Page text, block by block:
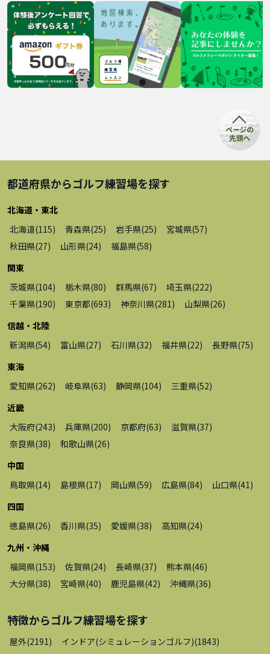
都道府県からゴルフ練習場を探す
北海道・東北
北海道(115) 青森県(25) 岩手県(25) 宮城県(57)
秋田県(27) 山形県(24) 福島県(58)
関東
茨城県(104) 栃木県(80) 群馬県(67) 埼玉県(222)
千葉県(190) 東京都(693) 神奈川県(281 ) 山梨県(26)
信越・北陸
新潟県(54) 富山県(27) 石川県(32) 福井県(22) 長野県(75)
東海
愛知県(262) 岐阜県(63) 静岡県(104) 三重県(52)
近畿
大阪府(243) 兵庫県(200) 京都府(63) 滋賀県(37)
奈良県(38) 和歌山県(26)
中国
鳥取県(14) 島根県(17) 岡山県(59) 広島県(84) 山口県(41 )
四国
徳島県(26) 香川県(35) 愛媛県(38) 高知県(24)
九州・沖縄
福岡県(153) 佐賀県(24) 長崎県(37) 熊本県(46)
大分県(38) 宮崎県(40) 鹿児島県(42) 沖縄県(36)
特徴からゴルフ練習場を探す
屋外(2191 ) インドア(シミュレーションゴルフ)(1843)